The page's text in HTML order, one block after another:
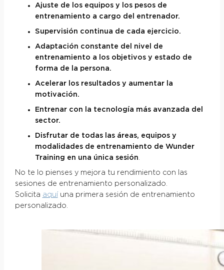
Ajuste de los equipos y los pesos de
entrenamiento a cargo del entrenador.
Supervisión continua de cada ejercicio.
Adaptación constante del nivel de
entrenamiento a los objetivos y estado de
forma de la persona.
Acelerar los resultados y aumentar la
motivación.
Entrenar con la tecnología más avanzada del
sector.
Disfrutar de todas las áreas, equipos y
modalidades de entrenamiento de Wunder
Training en una única sesión
No te lo pienses y mejora tu rendimiento con las
sesiones de entrenamiento personalizado.
Solicita aquí una primera sesión de entrenamiento
personalizado.